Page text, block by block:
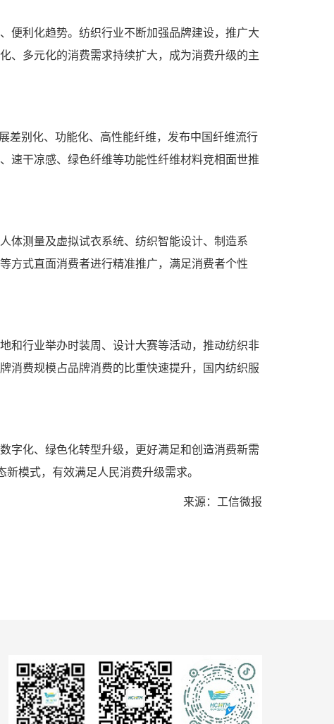
便利化趋势。纺织行业不断加强品牌建设，推广大
、多元化的消费需求持续扩大，成为消费升级的主
差别化、功能化、高性能纤维，发布中国纤维流行
速干凉感、绿色纤维等功能性纤维材料竞相面世推
体测量及虚拟试衣系统、纺织智能设计、制造系
方式直面消费者进行精准推广，满足消费者个性
和行业举办时装周、设计大赛等活动，推动纺织非
消费规模占品牌消费的比重快速提升，国内纺织服
字化、绿色化转型升级，更好满足和创造消费新需
模式，有效满足人民消费升级需求。
来源：工信微报